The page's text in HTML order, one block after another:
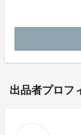
出品者プロフ